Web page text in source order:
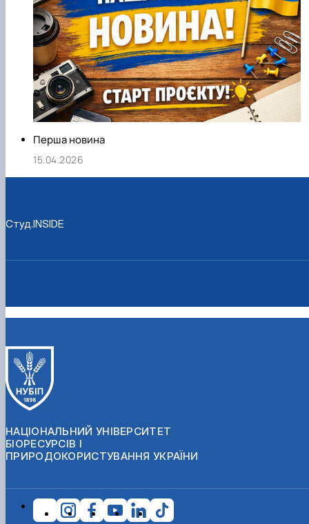
Перша новина
15.04.2026
Студ.INSIDE
НАЦІОНАЛЬНИЙ УНІВЕРСИТЕТ
БІОРЕСУРСІВ І
ПРИРОДОКОРИСТУВАННЯ УКРАЇНИ